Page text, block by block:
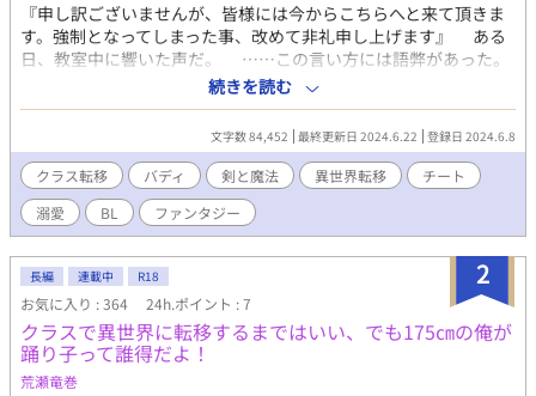
『申し訳ございませんが、皆様には今からこちらへと来て頂きま
す。強制となってしまった事、改めて非礼申し上げます』 ある
日、教室中に響いた声だ。 ……この言い方には語弊があった。
正確には、頭の中に響いた声だ。何故なら、耳から聞こえて来
た感覚は無く、直接頭を揺らされたという感覚に襲われたから
だ。 テレパシーというものが実際にあったなら、確かにこうい
うものなのかも知れない。 問題はいくつかあるが、最大の問題
は……俺はただその教室近くの廊下を歩いていただけという事
だ。 ＊当作品はカクヨム様でも掲載しております。
続きを読む
文字数 84,452 最終更新日 2024.6.22 登録日 2024.6.8
クラス転移 バディ 剣と魔法 異世界転移
チート
溺愛
BL ファンタジー
2
長編 連載中 R18
お気に入り : 364 24h.ポイント : 7
クラスで異世界に転移するまではいい、でも175㎝の俺が
踊り子って誰得だよ！
荒瀬竜巻